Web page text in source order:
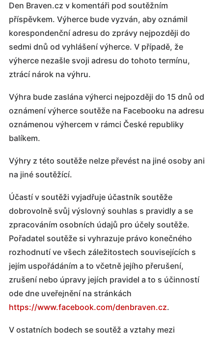
Den Braven.cz v komentáři pod soutěžním
příspěvkem. Výherce bude vyzván, aby oznámil
korespondenční adresu do zprávy nejpozději do
sedmi dnů od vyhlášení výherce. V případě, že
výherce nezašle svoji adresu do tohoto termínu,
ztrácí nárok na výhru.
Výhra bude zaslána výherci nejpozději do 15 dnů od
oznámení výherce soutěže na Facebooku na adresu
oznámenou výhercem v rámci České republiky
balíkem.
Výhry z této soutěže nelze převést na jiné osoby ani
na jiné soutěžící.
Účastí v soutěži vyjadřuje účastník soutěže
dobrovolně svůj výslovný souhlas s pravidly a se
zpracováním osobních údajů pro účely soutěže.
Pořadatel soutěže si vyhrazuje právo konečného
rozhodnutí ve všech záležitostech souvisejících s
jejím uspořádáním a to včetně jejího přerušení,
zrušení nebo úpravy jejích pravidel a to s účinností
ode dne uveřejnění na stránkách
https://www.facebook.com/denbraven.cz.
V ostatních bodech se soutěž a vztahy mezi